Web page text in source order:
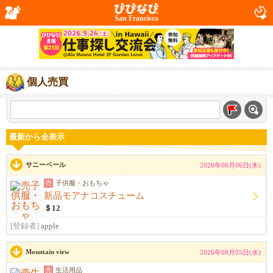
San Francisco
個人売買
最新から全表示
サニーベール 2026年08月06日(木)
売 子供服・おもちゃ
新品モアナコスチューム
＄12
[登録者] apple
Mountain view 2026年08月05日(水)
売 生活用品